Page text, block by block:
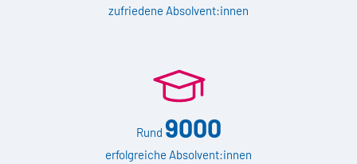
zufriedene Absolvent:innen
Rund 9000
erfolgreiche Absolvent:innen